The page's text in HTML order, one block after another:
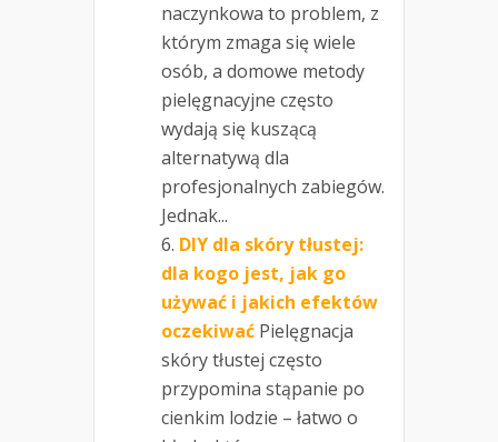
naczynkowa to problem, z
którym zmaga się wiele
osób, a domowe metody
pielęgnacyjne często
wydają się kuszącą
alternatywą dla
profesjonalnych zabiegów.
Jednak...
DIY dla skóry tłustej:
dla kogo jest, jak go
używać i jakich efektów
oczekiwać Pielęgnacja
skóry tłustej często
przypomina stąpanie po
cienkim lodzie – łatwo o